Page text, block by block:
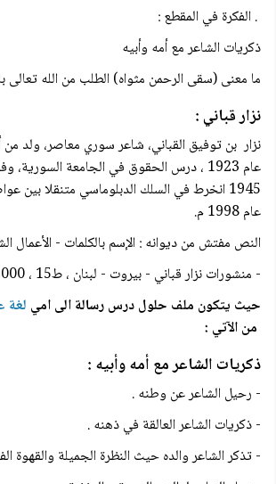
. الفكرة في المقطع :
ذكريات الشاعر مع أمه وأبيه
ما معنى (سقى الرحمن مثواه) الطلب من الله تعالى
نزار قباني :
نزار بن توفيق القباني، شاعر سوري معاصر، ولد
عام 1923 ، درس الحقوق في الجامعة
1945 انخرط في السلك الدبلوماسي متنقلا بين
عام 1998 م.
النص مفتش من دیوانه : الإسم بالكلمات - الأعمال
- منشورات نزار قباني - بيروت - لبنان ، ط15 ، 2000م، ص: 529
حيث يتكون ملف حلول درس رسالة الى امي لغة
من الآتي :
ذكريات الشاعر مع أمه وأبيه :
- رحيل الشاعر عن وطنه .
- ذكريات الشاعر العالقة في ذهنه .
- تذكر الشاعر والده حيث النظرة الجميلة والقهوة